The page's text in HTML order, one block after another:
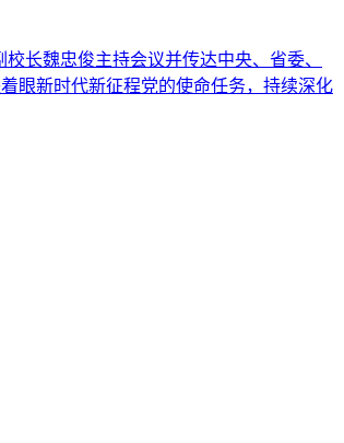
长魏忠俊主持会议并传达中央、省委、
眼新时代新征程党的使命任务，持续深化